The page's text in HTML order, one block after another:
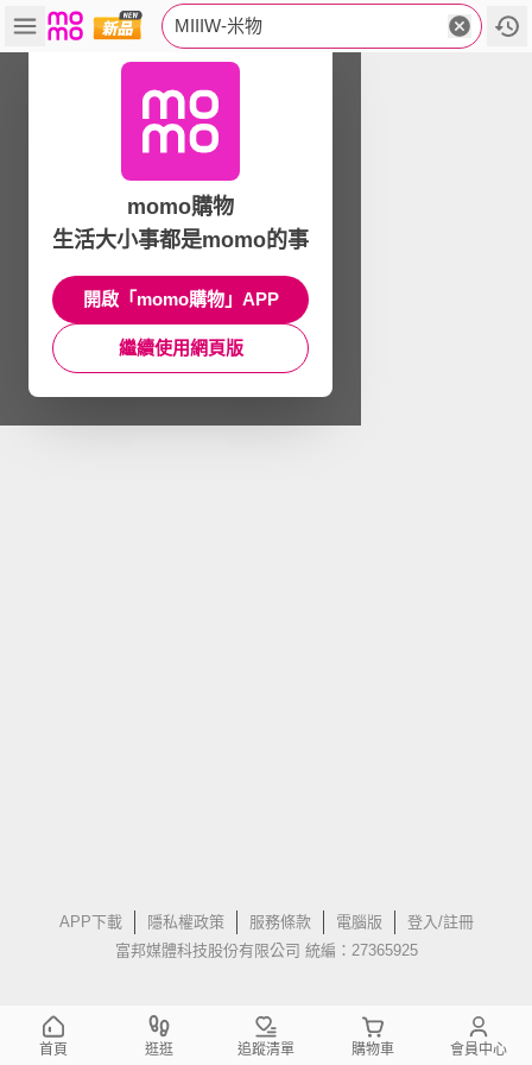
MIIIW-米物
APP下載 隱私權政策 服務條款 電腦版
登入/註冊
富邦媒體科技股份有限公司 統編：27365925
momo購物
生活大小事都是momo的事
開啟「momo購物」APP
繼續使用網頁版
首頁 逛逛 追蹤清單 購物車 會員中心